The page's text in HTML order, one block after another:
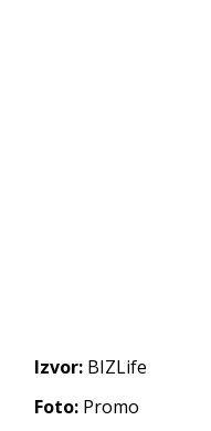
Izvor: BIZLife
Foto: Promo